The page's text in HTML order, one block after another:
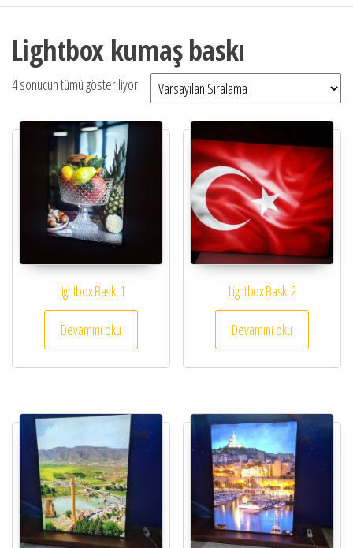
Lightbox kumaş baskı
4 sonucun tümü gösteriliyor
Lightbox Baskı 1
Devamını oku
Lightbox Baskı 2
Devamını oku